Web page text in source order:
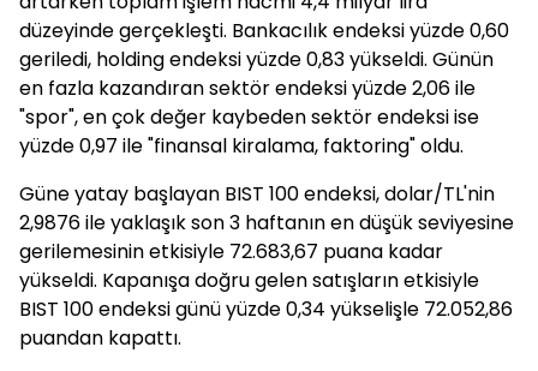
düzeyinde gerçekleşti. Bankacılık endeksi yüzde 0,60
geriledi, holding endeksi yüzde 0,83 yükseldi. Günün
en fazla kazandıran sektör endeksi yüzde 2,06 ile
"spor", en çok değer kaybeden sektör endeksi ise
yüzde 0,97 ile "finansal kiralama, faktoring" oldu.
Güne yatay başlayan BIST 100 endeksi, dolar/TL'nin
2,9876 ile yaklaşık son 3 haftanın en düşük seviyesine
gerilemesinin etkisiyle 72.683,67 puana kadar
yükseldi. Kapanışa doğru gelen satışların etkisiyle
BIST 100 endeksi günü yüzde 0,34 yükselişle 72.052,86
puandan kapattı.